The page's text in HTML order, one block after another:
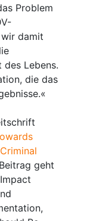
Problem
wir damit
des Lebens.
die das
geht